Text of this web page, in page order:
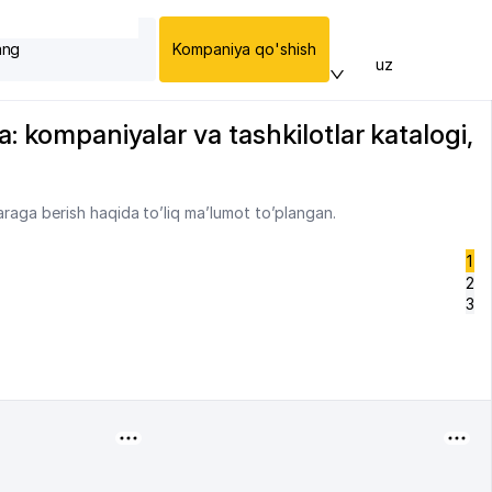
Kompaniya qo'shish
uz
kompaniyalar va tashkilotlar katalogi,
berish haqida to’liq ma’lumot to’plangan.
1
2
3